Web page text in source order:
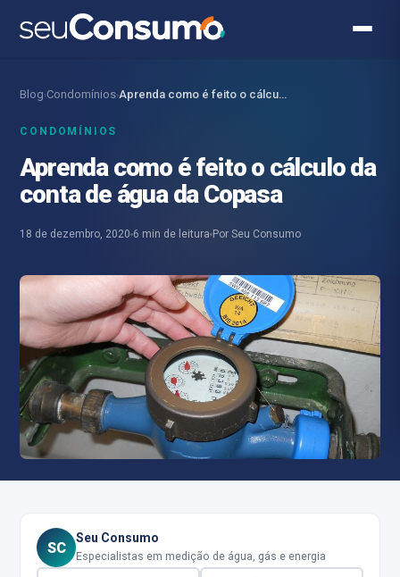
Blog›Condomínios› Aprenda como é feito o cálculo da conta…
CONDOMÍNIOS
Aprenda como é feito o cálculo da
conta de água da Copasa
18 de dezembro, 2020 6 min de leitura Por Seu Consumo
SC
Seu Consumo
Especialistas em medição de água, gás e energia